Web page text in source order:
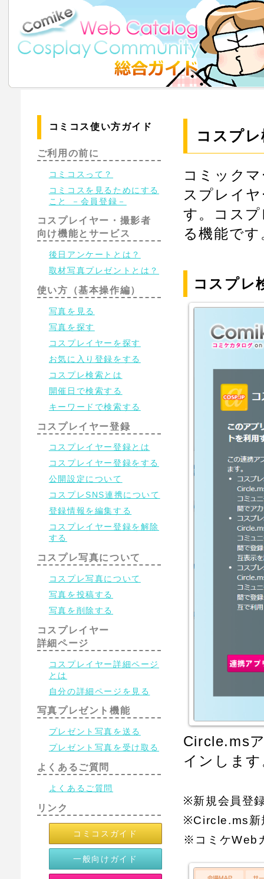
コミコス使い方ガイド
ご利用の前に
コミコスって？
コミコスを見るためにする
こと －会員登録－
コスプレイヤー・撮影者
向け機能とサービス
後日アンケートとは？
取材写真プレゼントとは？
使い方（基本操作編）
写真を見る
写真を探す
コスプレイヤーを探す
お気に入り登録をする
コスプレ検索とは
開催日で検索する
キーワードで検索する
コスプレイヤー登録
コスプレイヤー登録とは
コスプレイヤー登録をする
公開設定について
コスプレSNS連携について
登録情報を編集する
コスプレイヤー登録を解除
する
コスプレ写真について
コスプレ写真について
写真を投稿する
写真を削除する
コスプレイヤー
詳細ページ
コスプレイヤー詳細ページ
とは
自分の詳細ページを見る
写真プレゼント機能
プレゼント写真を送る
プレゼント写真を受け取る
よくあるご質問
よくあるご質問
リンク
コミコスガイド
一般向けガイド
コスプ
コミック
スプレイ
す。コス
る機能です
コスプレ
Circle.ms
インしま
※新規会員登
※Circle.ms新
※コミケWeb